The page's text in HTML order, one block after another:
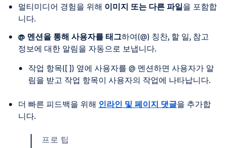
멀티미디어 경험을 위해 이미지 또는 다른 파일을 포함합
니다.
@ 멘션을 통해 사용자를 태그하여(@) 칭찬, 할 일, 참고
정보에 대한 알림을 자동으로 보냅니다.
작업 항목([ ]) 옆에 사용자를 @ 멘션하면 사용자가 알
림을 받고 작업 항목이 사용자의 작업에 나타납니다.
더 빠른 피드백을 위해 인라인 및 페이지 댓글을 추가합
니다.
프로 팁